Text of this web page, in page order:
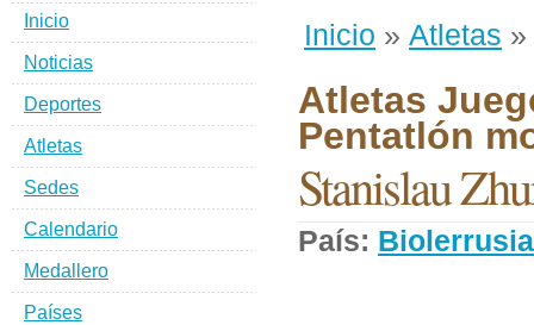
Inicio » Atletas »
Atletas
Pentatlón
Stanislau
País: Biolerrusia
Inicio
Noticias
Deportes
Atletas
Sedes
Calendario
Medallero
Países